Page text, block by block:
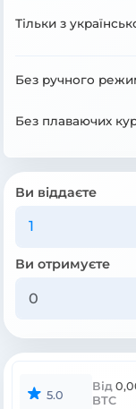
Тільки з
Без ручного
Без плаваючих
Ви віддаєте
Ви отримуєте
5.0
Від
BTC